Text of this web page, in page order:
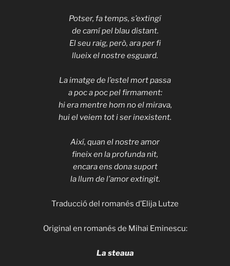
Potser, fa temps, s’extingí
de camí pel blau distant.
El seu raig, però, ara per fi
llueix el nostre esguard.
La imatge de l’estel mort passa
a poc a poc pel firmament:
hi era mentre hom no el mirava,
hui el veiem tot i ser inexistent.
Així, quan el nostre amor
fineix en la profunda nit,
encara ens dona suport
la llum de l’amor extingit.
Traducció del romanés d’Elija Lutze
Original en romanés de Mihai Eminescu:
La steaua